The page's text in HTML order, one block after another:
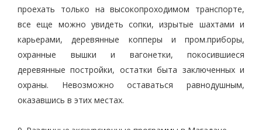
проехать только на высокопроходимом транспорте,
все еще можно увидеть сопки, изрытые шахтами и
карьерами, деревянные копперы и пром.приборы,
охранные вышки и вагонетки, покосившиеся
деревянные постройки, остатки быта заключенных и
охраны. Невозможно оставаться равнодушным,
оказавшись в этих местах.